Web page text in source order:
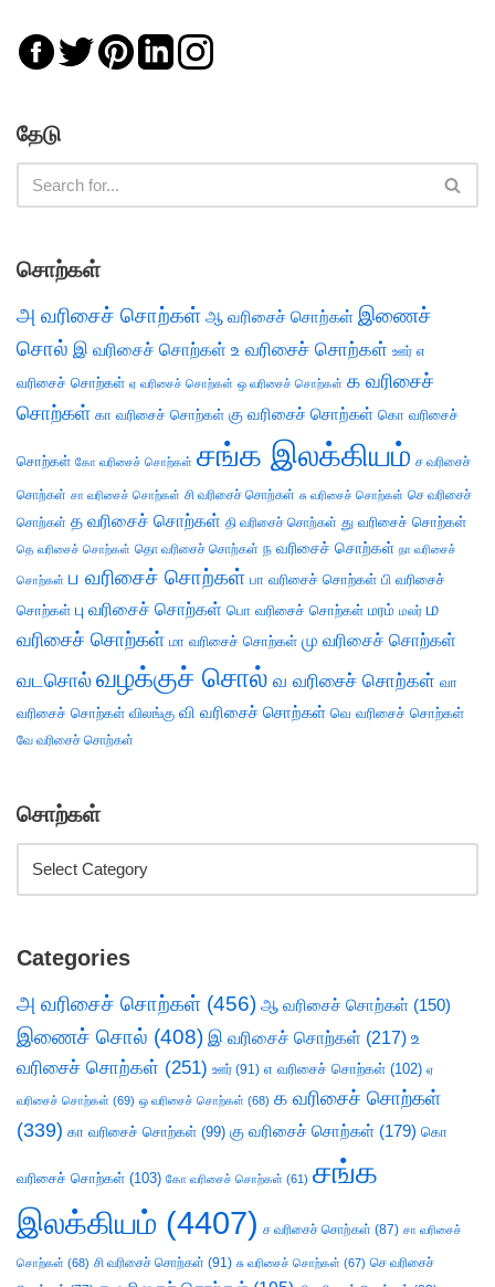
தேடு
சொற்கள்
அ வரிசைச் சொற்கள் ஆ வரிசைச் சொற்கள் இணைச்
சொல் இ வரிசைச் சொற்கள் உ வரிசைச் சொற்கள் ஊர் எ
வரிசைச் சொற்கள் ஏ வரிசைச் சொற்கள் ஒ வரிசைச் சொற்கள் க வரிசைச்
சொற்கள் கா வரிசைச் சொற்கள் கு வரிசைச் சொற்கள் கொ வரிசைச்
சொற்கள் கோ வரிசைச் சொற்கள் சங்க இலக்கியம் ச வரிசைச்
சொற்கள் சா வரிசைச் சொற்கள் சி வரிசைச் சொற்கள் சு வரிசைச் சொற்கள் செ வரிசைச்
சொற்கள் த வரிசைச் சொற்கள் தி வரிசைச் சொற்கள் து வரிசைச் சொற்கள்
தெ வரிசைச் சொற்கள் தொ வரிசைச் சொற்கள் ந வரிசைச் சொற்கள் நா வரிசைச்
சொற்கள் ப வரிசைச் சொற்கள் பா வரிசைச் சொற்கள் பி வரிசைச்
சொற்கள் பு வரிசைச் சொற்கள் பொ வரிசைச் சொற்கள் மரம் மலர் ம
வரிசைச் சொற்கள் மா வரிசைச் சொற்கள் மு வரிசைச் சொற்கள்
வடசொல் வழக்குச் சொல் வ வரிசைச் சொற்கள் வா
வரிசைச் சொற்கள் விலங்கு வி வரிசைச் சொற்கள் வெ வரிசைச் சொற்கள்
வே வரிசைச் சொற்கள்
சொற்கள்
Categories
அ வரிசைச் சொற்கள் (456) ஆ வரிசைச் சொற்கள் (150)
இணைச் சொல் (408) இ வரிசைச் சொற்கள் (217) உ
வரிசைச் சொற்கள் (251) ஊர் (91) எ வரிசைச் சொற்கள் (102) ஏ
வரிசைச் சொற்கள் (69) ஒ வரிசைச் சொற்கள் (68) க வரிசைச் சொற்கள்
(339) கா வரிசைச் சொற்கள் (99) கு வரிசைச் சொற்கள் (179) கொ
வரிசைச் சொற்கள் (103) கோ வரிசைச் சொற்கள் (61) சங்க
இலக்கியம் (4407) ச வரிசைச் சொற்கள் (87) சா வரிசைச்
சொற்கள் (68) சி வரிசைச் சொற்கள் (91) சு வரிசைச் சொற்கள் (67) செ வரிசைச்